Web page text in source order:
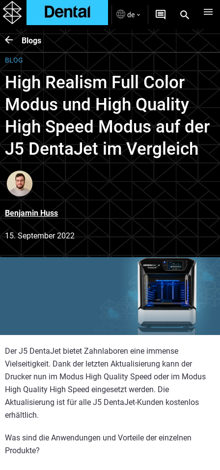
de
Blogs
BLOG
High Realism Full Color
Modus und High Quality
High Speed Modus auf der
J5 DentaJet im Vergleich
Benjamin Huss
15. September 2022
Der J5 DentaJet bietet Zahnlaboren eine immense
Vielseitigkeit. Dank der letzten Aktualisierung kann der
Drucker nun im Modus High Quality Speed oder im Modus
High Quality High Speed eingesetzt werden. Die
Aktualisierung ist für alle J5 DentaJet-Kunden kostenlos
erhältlich.
Was sind die Anwendungen und Vorteile der einzelnen
Produkte?